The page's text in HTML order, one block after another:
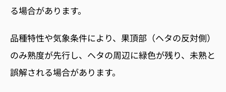
る場合があります。
品種特性や気象条件により、果頂部（ヘタの反対側）
のみ熟度が先行し、ヘタの周辺に緑色が残り、未熟と
誤解される場合があります。